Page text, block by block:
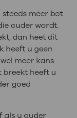
meer bot
ouder wordt.
dan heet dit
heeft u geen
meer kans
breekt heeft u
goed
als u ouder